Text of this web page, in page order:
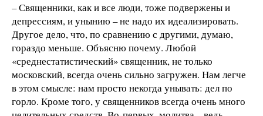
– Священники, как и все люди, тоже подвержены и
депрессиям, и унынию – не надо их идеализировать.
Другое дело, что, по сравнению с другими, думаю,
гораздо меньше. Объясню почему. Любой
«среднестатистический» священник, не только
московский, всегда очень сильно загружен. Нам легче
в этом смысле: нам просто некогда унывать: дел по
горло. Кроме того, у священников всегда очень много